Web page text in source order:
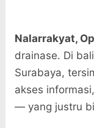
Nalarrakyat,
drainase. Di
Surabaya,
akses
— yang justru